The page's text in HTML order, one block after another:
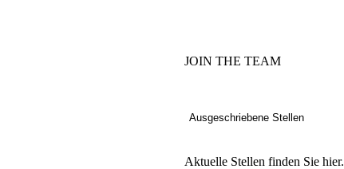
JOIN THE TEAM
​​​​Ausgeschriebene Stellen
Aktuelle Stellen finden Sie hier.